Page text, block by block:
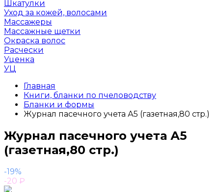
Шкатулки
Уход за кожей, волосами
Массажеры
Массажные щетки
Окраска волос
Расчески
Уценка
УЦ
Главная
Книги, бланки по пчеловодству
Бланки и формы
Журнал пасечного учета А5 (газетная,80 стр.)
Журнал пасечного учета А5
(газетная,80 стр.)
-19%
-20 ₽